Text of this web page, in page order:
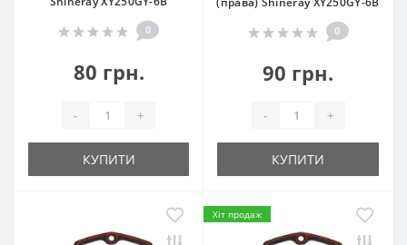
0
80 грн.
- +
КУПИТИ
0
90 грн.
- +
КУПИТИ
Хіт продаж